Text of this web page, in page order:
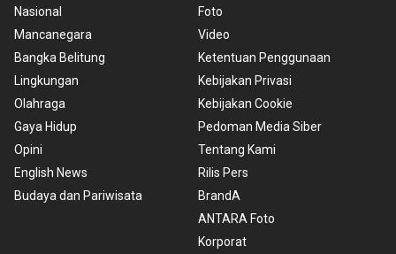
Nasional
Mancanegara
Bangka Belitung
Lingkungan
Olahraga
Gaya Hidup
Opini
English News
Budaya dan Pariwisata
Foto
Video
Ketentuan Penggunaan
Kebijakan Privasi
Kebijakan Cookie
Pedoman Media Siber
Tentang Kami
Rilis Pers
BrandA
ANTARA Foto
Korporat